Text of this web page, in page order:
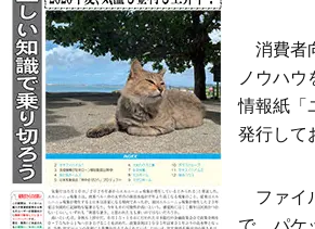
消費者
ノウハ
情報紙「
発行して
ファイ
で、パケ